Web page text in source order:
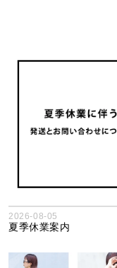
2026-08-05
夏季休業案内